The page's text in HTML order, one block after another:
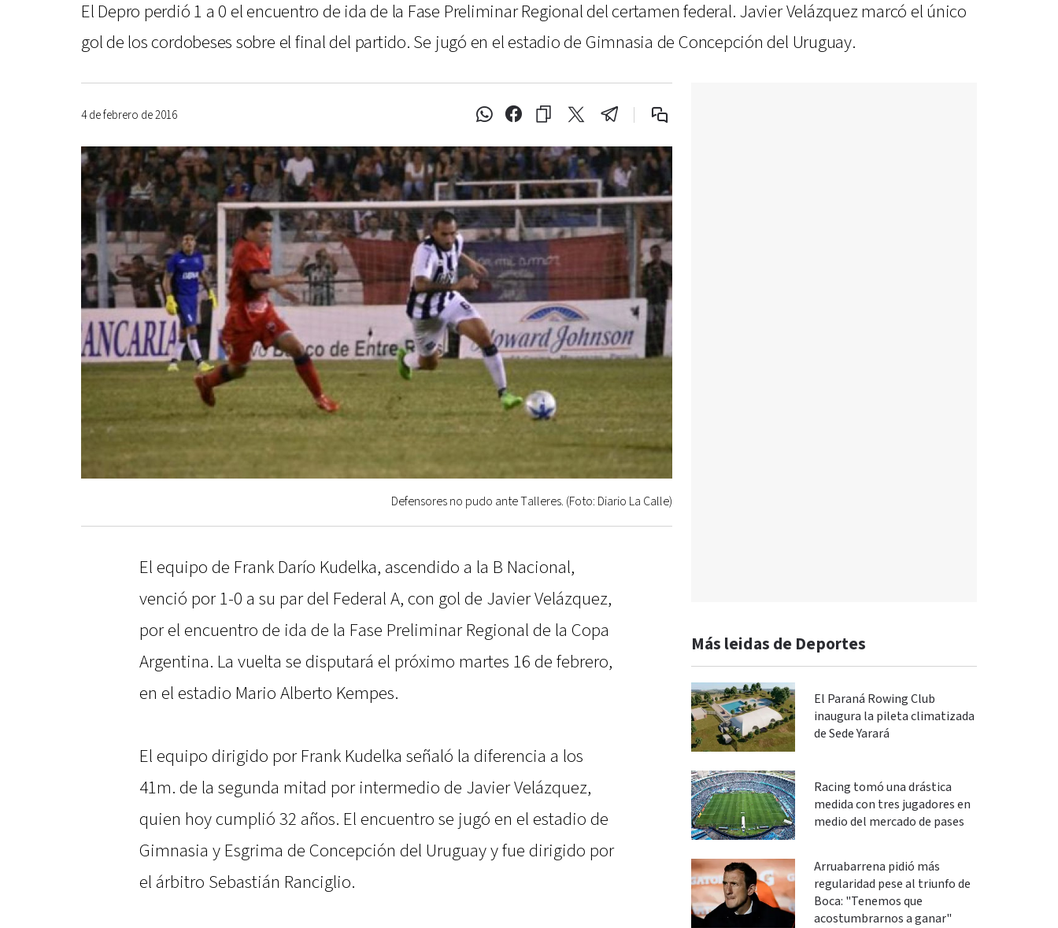
El Depro perdió 1 a 0 el encuentro de ida de la Fase Preliminar Regional del certamen federal. Javier Velázquez marcó el único
gol de los cordobeses sobre el final del partido. Se jugó en el estadio de Gimnasia de Concepción del Uruguay.
4 de febrero de 2016
Defensores no pudo ante Talleres. (Foto: Diario La Calle)
El equipo de Frank Darío Kudelka, ascendido a la B Nacional,
venció por 1-0 a su par del Federal A, con gol de Javier Velázquez,
por el encuentro de ida de la Fase Preliminar Regional de la Copa
Argentina. La vuelta se disputará el próximo martes 16 de febrero,
en el estadio Mario Alberto Kempes.
El equipo dirigido por Frank Kudelka señaló la diferencia a los
41m. de la segunda mitad por intermedio de Javier Velázquez,
quien hoy cumplió 32 años. El encuentro se jugó en el estadio de
Gimnasia y Esgrima de Concepción del Uruguay y fue dirigido por
el árbitro Sebastián Ranciglio.
Más leidas de Deportes
El Paraná Rowing Club
inaugura la pileta climatizada
de Sede Yarará
Racing tomó una drástica
medida con tres jugadores en
medio del mercado de pases
Arruabarrena pidió más
regularidad pese al triunfo de
Boca: "Tenemos que
acostumbrarnos a ganar"